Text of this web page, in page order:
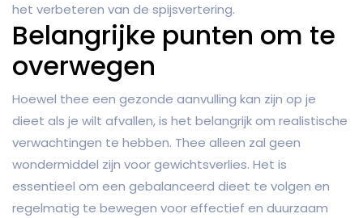
het verbeteren van de spijsvertering.
Belangrijke punten om te
overwegen
Hoewel thee een gezonde aanvulling kan zijn op je
dieet als je wilt afvallen, is het belangrijk om realistische
verwachtingen te hebben. Thee alleen zal geen
wondermiddel zijn voor gewichtsverlies. Het is
essentieel om een gebalanceerd dieet te volgen en
regelmatig te bewegen voor effectief en duurzaam